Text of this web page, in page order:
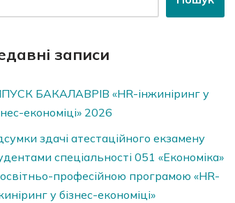
записи
БАКАЛАВРІВ «HR-інжиніринг у
економіці» 2026
здачі атестаційного екзамену
спеціальності 051 «Економіка»
професійною програмою «HR-
у бізнес-економіці»